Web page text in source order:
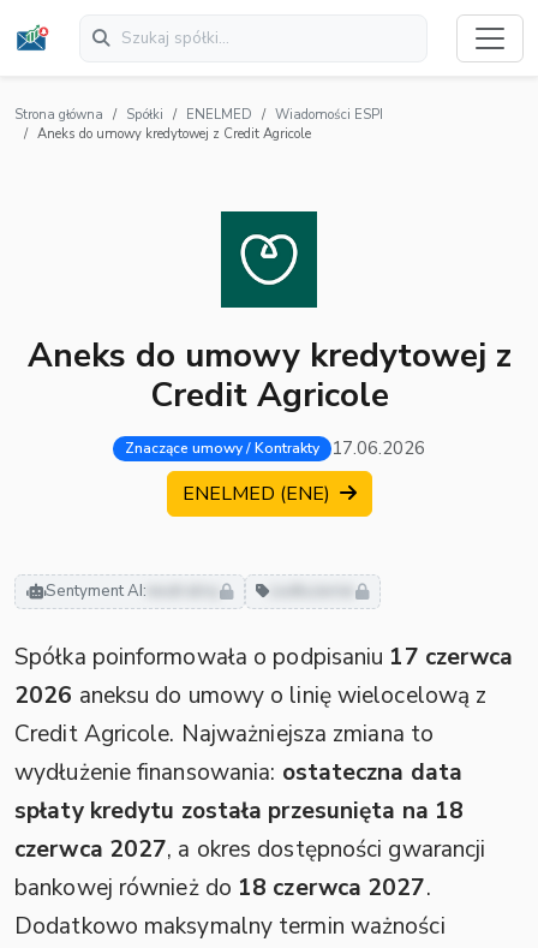
Strona główna Spółki ENELMED
Wiadomości ESPI
Aneks do umowy kredytowej z Credit Agricole
Aneks do umowy kredytowej z
Credit Agricole
Znaczące umowy / Kontrakty 17.06.2026
ENELMED (ENE)
Sentyment AI: neutralny zadłużenie
Spółka poinformowała o podpisaniu 17 czerwca
2026 aneksu do umowy o linię wielocelową z
Credit Agricole. Najważniejsza zmiana to
wydłużenie finansowania: ostateczna data
spłaty kredytu została przesunięta na 18
czerwca 2027, a okres dostępności gwarancji
bankowej również do 18 czerwca 2027.
Dodatkowo maksymalny termin ważności